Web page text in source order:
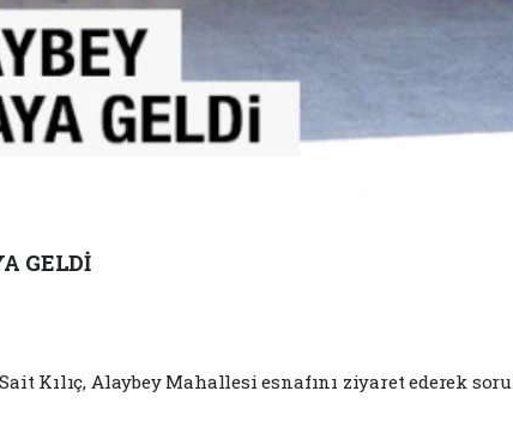
GELDİ
Kılıç, Alaybey Mahallesi esnafını ziyaret ederek